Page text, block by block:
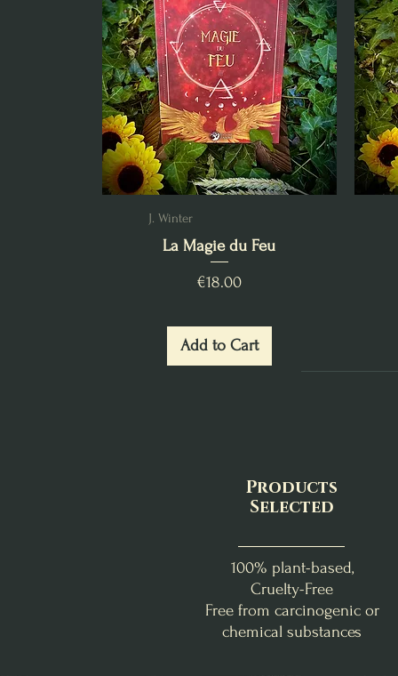
J. Winter
La Magie du Feu
Price
€18.00
Add to Cart
Products
Selected
100% plant-based,
Cruelty-Free
Free from carcinogenic or
chemical substances